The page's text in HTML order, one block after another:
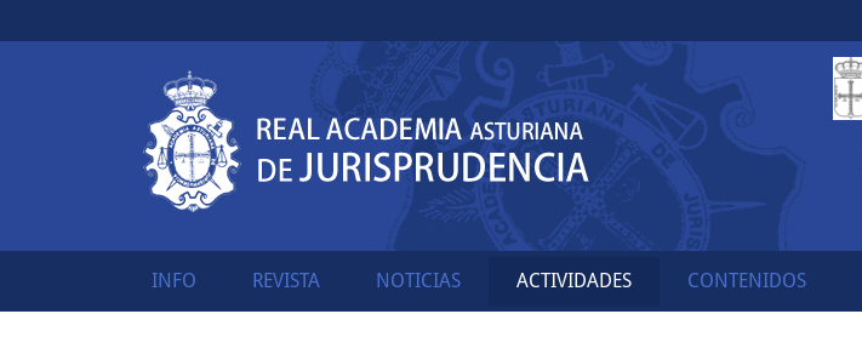
INFO REVISTA NOTICIAS ACTIVIDADES CONTENIDOS